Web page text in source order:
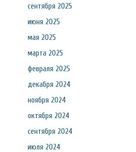
сентября 2025
июня 2025
мая 2025
марта 2025
февраля 2025
декабря 2024
ноября 2024
октября 2024
сентября 2024
июля 2024